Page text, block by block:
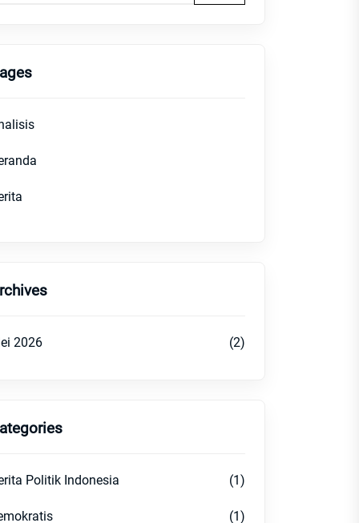
2026 (2)
Politik Indonesia (1)
(1)